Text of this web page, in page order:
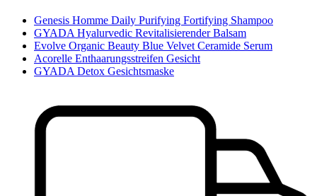
Genesis Homme Daily Purifying Fortifying Shampoo
GYADA Hyalurvedic Revitalisierender Balsam
Evolve Organic Beauty Blue Velvet Ceramide Serum
Acorelle Enthaarungsstreifen Gesicht
GYADA Detox Gesichtsmaske